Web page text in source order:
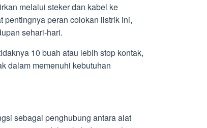
melalui steker dan kabel ke
pentingnya peran colokan listrik ini,
sehari-hari.
10 buah atau lebih stop kontak,
dalam memenuhi kebutuhan
sebagai penghubung antara alat